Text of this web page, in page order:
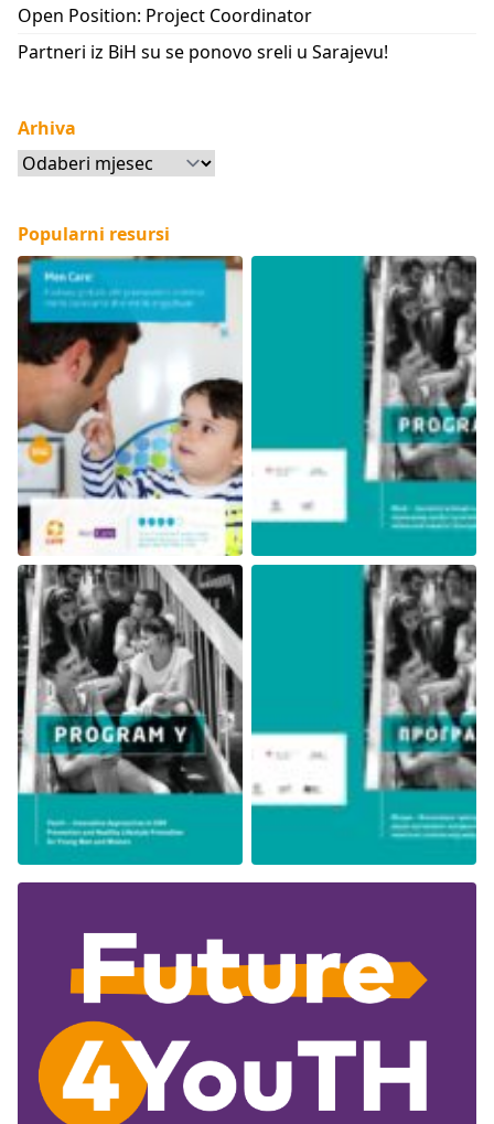
Open Position: Project Coordinator
Partneri iz BiH su se ponovo sreli u Sarajevu!
Arhiva
Arhiva
Popularni resursi